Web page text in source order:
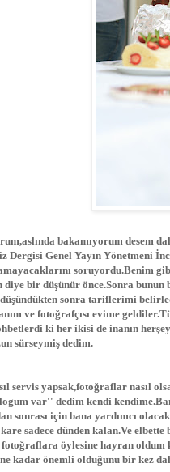
bakamıyorum desem
Dergisi Genel Yayın Yönetmeni
soruyordu.Benim
diye bir düşünür önce.Sonra
düşündükten sonra tariflerimi
ve fotoğrafçısı evime
ki her ikisi de inanın
sürseymiş dedim.
servis yapsak,fotoğraflar nasıl
var'' dedim kendi
sonrası için bana yardımcı
sadece dünden kalan.Ve
öylesine hayran oldum
kadar önemli olduğunu bir kez